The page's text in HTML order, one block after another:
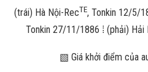
(trái) Hà Nội-RecTE, Tonkin 12/5/
Tonkin 27/11/1886 ⁞ (phải)
▧ Giá khởi điểm của